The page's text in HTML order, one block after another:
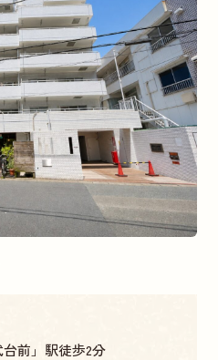
川県小田原市
奈川県相模原市緑区
川県中郡
～5，500万円
2,500〜3,500万円
主
前」駅徒歩2分